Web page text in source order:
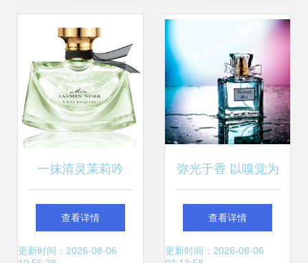
一抹清灵茉莉吟
——品鉴宝格丽水
漾夜茉莉淡香水
查看详情
更新时间：2026-08-06
弥光于香 以嗅觉为
眼，定格那一瞬无
声的诗
查看详情
更新时间：2026-08-06